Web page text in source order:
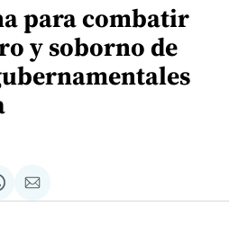
para combatir
y soborno de
Compartir
via